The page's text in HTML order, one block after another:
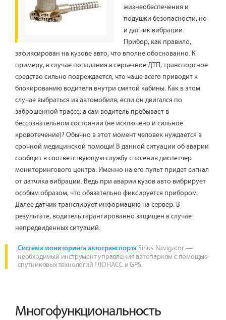
жизнеобеспечения и
подушки безопасности, но
и датчик вибрации.
Прибор, как правило,
зафиксирован на кузове авто, что вполне обоснованно. К
примеру, в случае попадания в серьезное ДТП, транспортное
средство сильно повреждается, что чаще всего приводит к
блокированию водителя внутри смятой кабины. Как в этом
случае выбраться из автомобиля, если он двигался по
заброшенной трассе, а сам водитель пребывает в
бессознательном состоянии (не исключено и сильное
кровотечение)? Обычно в этот момент человек нуждается в
срочной медицинской помощи! В данной ситуации об аварии
сообщит в соответствующую службу спасения диспетчер
мониторингового центра. Именно на его пульт придет сигнал
от датчика вибрации. Ведь при аварии кузов авто вибрирует
особым образом, что обязательно фиксируется прибором.
Далее датчик транслирует информацию на сервер. В
результате, водитель гарантированно защищен в случае
непредвиденных ситуаций.
Система мониторинга автотранспорта Sirius Navigator —
необходимый инструмент управления автопарком с помощью
спутниковых технологий ГЛОНАСС и GPS.
Многофункциональность